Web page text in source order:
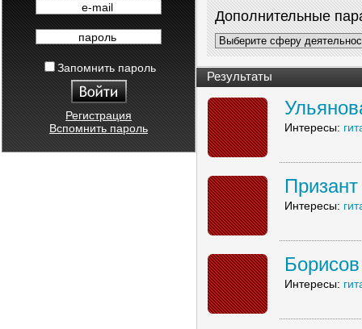
e-mail
пароль
Запомнить пароль
Регистрация
Вспомнить пароль
Дополнительные
Результаты
Интересы:
Интересы:
Интересы: